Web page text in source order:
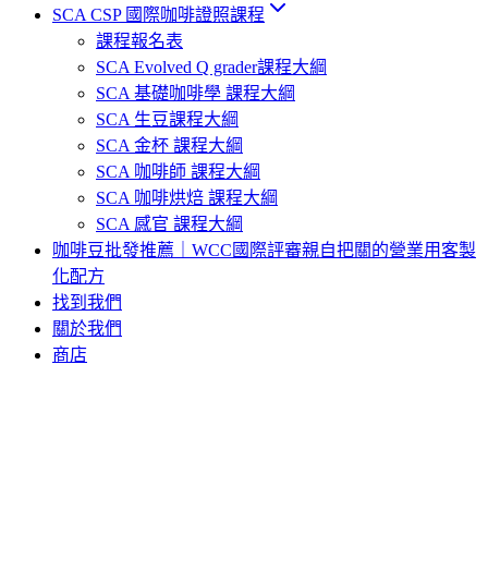
SCA CSP 國際咖啡證照課程
課程報名表
SCA Evolved Q grader課程大綱
SCA 基礎咖啡學 課程大綱
SCA 生豆課程大綱
SCA 金杯 課程大綱
SCA 咖啡師 課程大綱
SCA 咖啡烘焙 課程大綱
SCA 感官 課程大綱
咖啡豆批發推薦｜WCC國際評審親自把關的營業用客製
化配方
找到我們
關於我們
商店